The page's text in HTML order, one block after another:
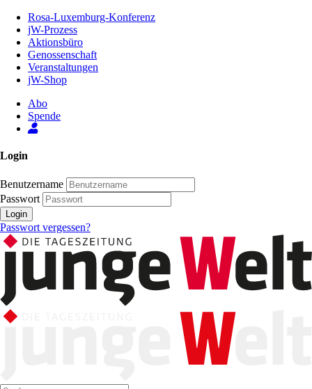
Inhalt
Seite
Rosa-Luxemburg-Konferenz
jW-Prozess
Aktionsbüro
Genossenschaft
Veranstaltungen
jW-Shop
Abo
Spende
Login
Benutzername
Passwort
Login
Passwort vergessen?